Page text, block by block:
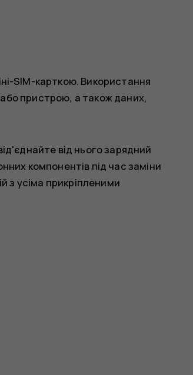
SIM-карткою. Використання
пристрою, а також даних,
від нього зарядний
компонентів під час заміни
з усіма прикріпленими